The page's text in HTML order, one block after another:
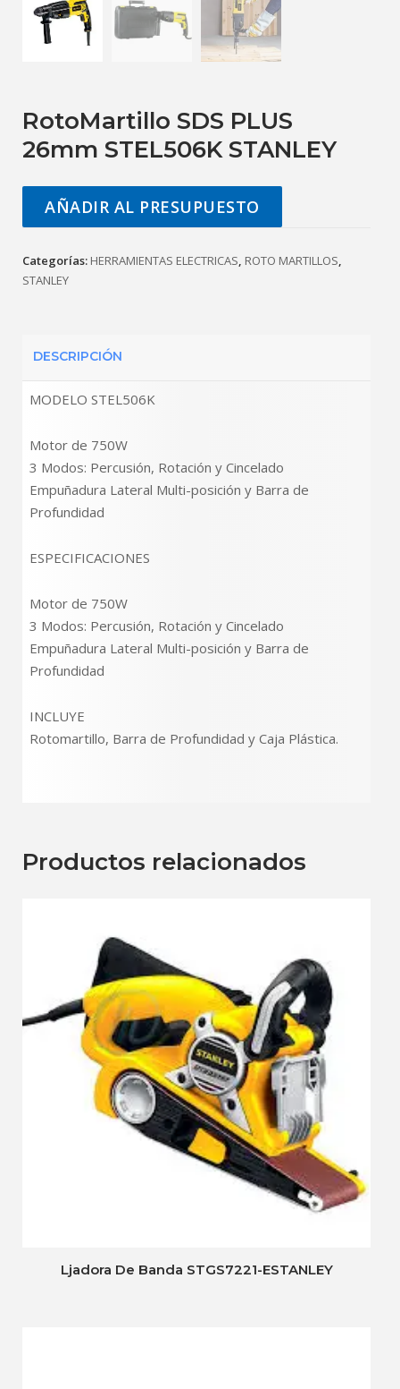
RotoMartillo SDS PLUS
26mm STEL506K STANLEY
AÑADIR AL PRESUPUESTO
Categorías: HERRAMIENTAS ELECTRICAS, ROTO MARTILLOS,
STANLEY
DESCRIPCIÓN
MODELO STEL506K
Motor de 750W
3 Modos: Percusión, Rotación y Cincelado
Empuñadura Lateral Multi-posición y Barra de
Profundidad
ESPECIFICACIONES
Motor de 750W
3 Modos: Percusión, Rotación y Cincelado
Empuñadura Lateral Multi-posición y Barra de
Profundidad
INCLUYE
Rotomartillo, Barra de Profundidad y Caja Plástica.
Productos relacionados
Ljadora De Banda STGS7221-ESTANLEY